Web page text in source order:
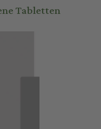
Tabletten